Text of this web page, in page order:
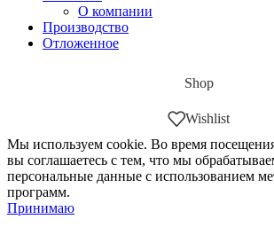
О компании
Производство
Отложенное
Shop
Wishlist
Мы используем cookie. Во время
вы соглашаетесь с тем, что мы
персональные данные с использованием
программ.
Принимаю